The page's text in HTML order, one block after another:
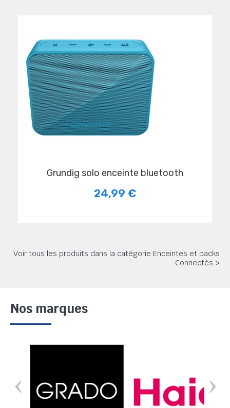
grundig solo enceinte bluetooth
24,99 €
Voir tous les produits dans la catégorie Enceintes et packs
Connectés >
Nos marques